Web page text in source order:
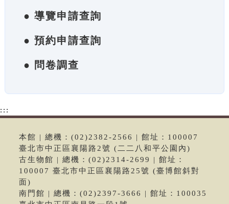
● 導覽申請查詢
● 預約申請查詢
● 問卷調查
:::
本館 | 總機：(02)2382-2566 | 館址：100007
臺北市中正區襄陽路2號 (二二八和平公園內)
古生物館 | 總機：(02)2314-2699 | 館址：
100007 臺北市中正區襄陽路25號 (臺博館斜對
面)
南門館 | 總機：(02)2397-3666 | 館址：100035